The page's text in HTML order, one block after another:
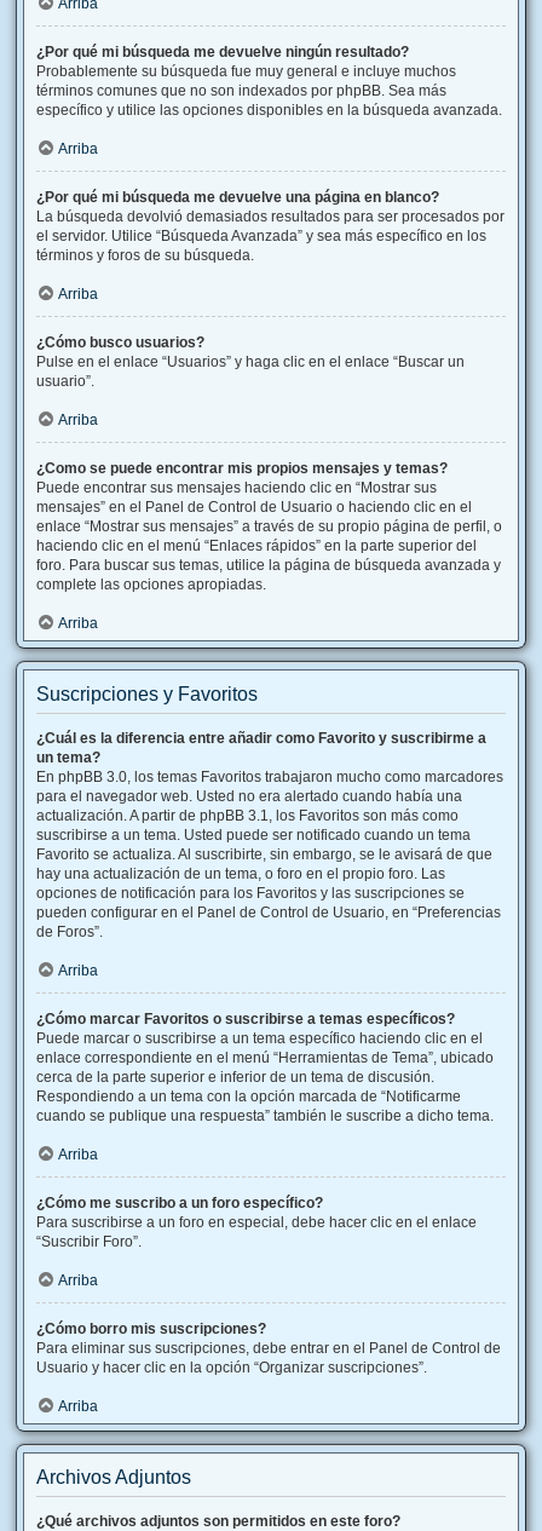
Arriba
¿Por qué mi búsqueda me devuelve ningún resultado?
Probablemente su búsqueda fue muy general e incluye muchos
términos comunes que no son indexados por phpBB. Sea más
específico y utilice las opciones disponibles en la búsqueda avanzada.
Arriba
¿Por qué mi búsqueda me devuelve una página en blanco?
La búsqueda devolvió demasiados resultados para ser procesados por
el servidor. Utilice “Búsqueda Avanzada” y sea más específico en los
términos y foros de su búsqueda.
Arriba
¿Cómo busco usuarios?
Pulse en el enlace “Usuarios” y haga clic en el enlace “Buscar un
usuario”.
Arriba
¿Como se puede encontrar mis propios mensajes y temas?
Puede encontrar sus mensajes haciendo clic en “Mostrar sus
mensajes” en el Panel de Control de Usuario o haciendo clic en el
enlace “Mostrar sus mensajes” a través de su propio página de perfil, o
haciendo clic en el menú “Enlaces rápidos” en la parte superior del
foro. Para buscar sus temas, utilice la página de búsqueda avanzada y
complete las opciones apropiadas.
Arriba
Suscripciones y Favoritos
¿Cuál es la diferencia entre añadir como Favorito y suscribirme a
un tema?
En phpBB 3.0, los temas Favoritos trabajaron mucho como marcadores
para el navegador web. Usted no era alertado cuando había una
actualización. A partir de phpBB 3.1, los Favoritos son más como
suscribirse a un tema. Usted puede ser notificado cuando un tema
Favorito se actualiza. Al suscribirte, sin embargo, se le avisará de que
hay una actualización de un tema, o foro en el propio foro. Las
opciones de notificación para los Favoritos y las suscripciones se
pueden configurar en el Panel de Control de Usuario, en “Preferencias
de Foros”.
Arriba
¿Cómo marcar Favoritos o suscribirse a temas específicos?
Puede marcar o suscribirse a un tema específico haciendo clic en el
enlace correspondiente en el menú “Herramientas de Tema”, ubicado
cerca de la parte superior e inferior de un tema de discusión.
Respondiendo a un tema con la opción marcada de “Notificarme
cuando se publique una respuesta” también le suscribe a dicho tema.
Arriba
¿Cómo me suscribo a un foro específico?
Para suscribirse a un foro en especial, debe hacer clic en el enlace
“Suscribir Foro”.
Arriba
¿Cómo borro mis suscripciones?
Para eliminar sus suscripciones, debe entrar en el Panel de Control de
Usuario y hacer clic en la opción “Organizar suscripciones”.
Arriba
Archivos Adjuntos
¿Qué archivos adjuntos son permitidos en este foro?